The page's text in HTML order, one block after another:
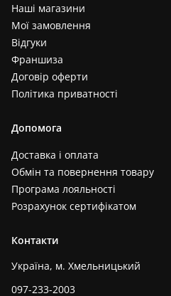
Наші магазини
Мої замовлення
Відгуки
Франшиза
Договір оферти
Політика приватності
Допомога
Доставка і оплата
Обмін та повернення товару
Програма лояльності
Розрахунок сертифікатом
Контакти
Україна, м. Хмельницький
097-233-2003